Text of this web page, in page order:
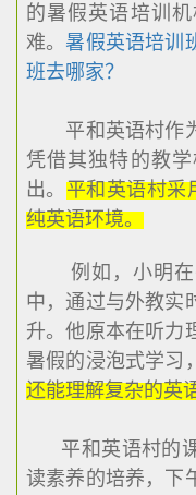
的暑假英语培训
难。 暑假英语培训
班去哪家？
平和英语村作为
凭借其独特的教
出。 平和英语村采
纯英语环境。
例如，小明在
中，通过与外教实
升。他原本在听力
暑假的浸泡式学习，
还能理解复杂的英
平和英语村的课
读素养的培养，下